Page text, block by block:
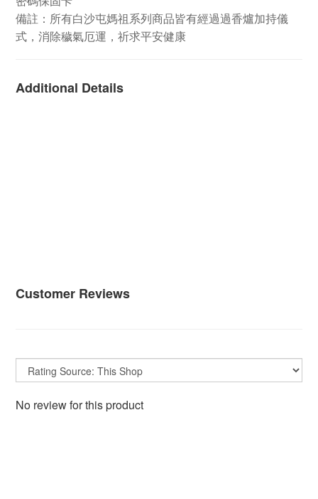
備註： 所有白沙屯媽祖系列商品皆有經過過香爐加持儀
式，消除穢氣厄運，祈求平安健康
Additional Details
Customer Reviews
No review for this product